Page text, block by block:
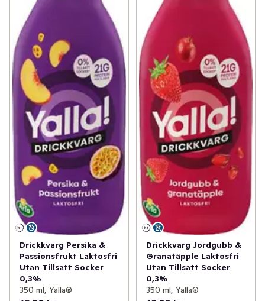
Drickkvarg Persika &
Passionsfrukt Laktosfri
Utan Tillsatt Socker
0,3%
350 ml, Yalla®
Drickkvarg Jordgubb &
Granatäpple Laktosfri
Utan Tillsatt Socker
0,3%
350 ml, Yalla®